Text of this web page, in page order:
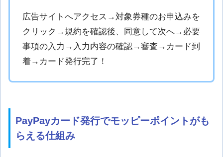
広告サイトへアクセス→対象券種のお申込みを
クリック→規約を確認後、同意して次へ→必要
事項の入力→入力内容の確認→審査→カード到
着→カード発行完了！
PayPayカード発行でモッピーポイントがも
らえる仕組み